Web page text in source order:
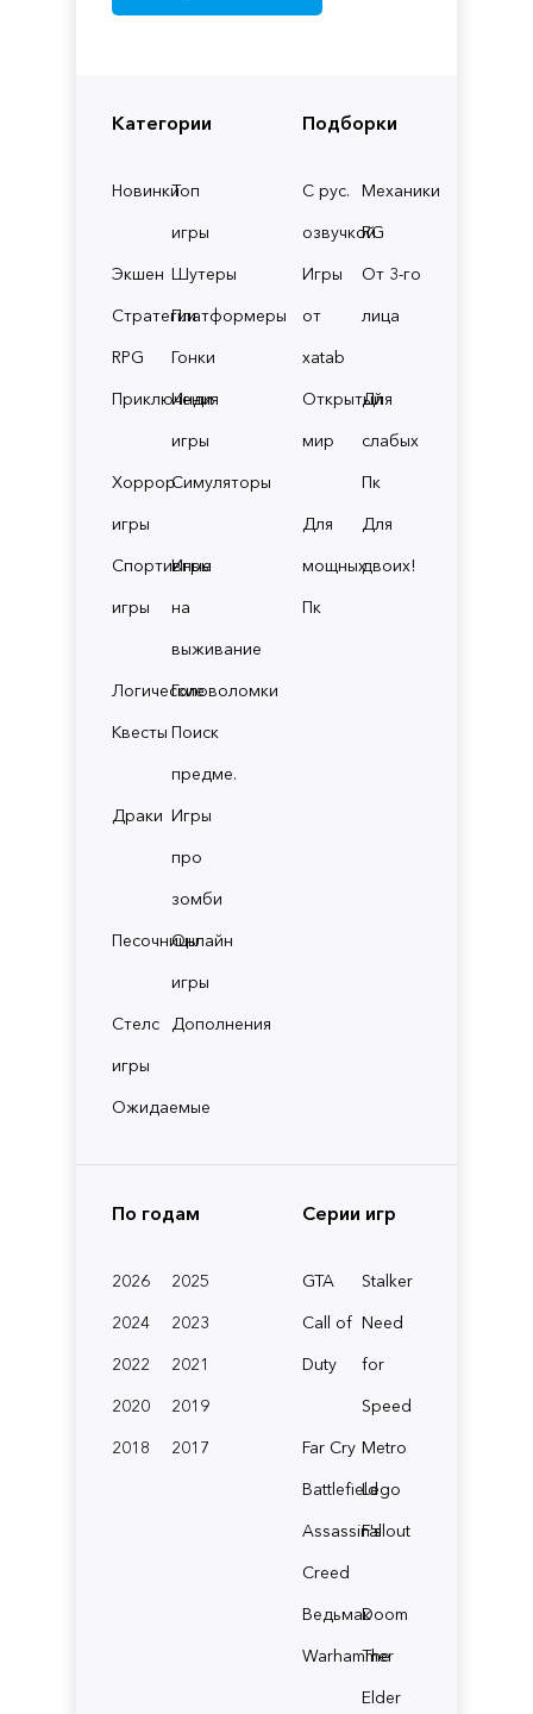
Категории
НовинкиТоп
игры
Экшен Шутеры
СтратегииПлатформеры
RPG
Гонки
Приключения
Инди
игры
Хоррор
игры
Симуляторы
Спортивные
игры
Игры
на
выживание
ЛогическиеГоловоломки
Квесты Поиск
предме.
Драки Игры
про
зомби
ПесочницыОнлайн
игры
Стелс
игры
Дополнения
Ожидаемые
Подборки
С рус.
озвучкой
Механики
RG
Игры
от
xatab
От 3-го
лица
Открытый
мир
Для
слабых
Пк
Для
мощных
Пк
Для
двоих!
По годам
2026
2025
2024
2023
2022
2021
2020
2019
2018
2017
Серии игр
GTA
Stalker
Call of
Duty
Need
for
Speed
Far Cry Metro
BattlefieldLego
Assassin's
Creed
Fallout
ВедьмакDoom
Warhammer
The
Elder